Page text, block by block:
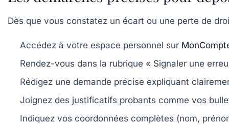
Dès que vous constatez un écart ou une perte de
Accédez à votre espace personnel sur
Rendez-vous dans la rubrique « Signaler une
Rédigez une demande précise expliquant
Joignez des justificatifs probants comme vos
Indiquez vos coordonnées complètes (nom,